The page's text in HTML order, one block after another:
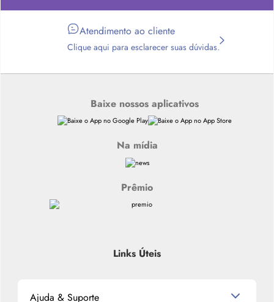
Atendimento ao cliente
Clique aqui para esclarecer suas dúvidas.
Baixe nossos aplicativos
Na mídia
Prêmio
Links Úteis
Ajuda & Suporte